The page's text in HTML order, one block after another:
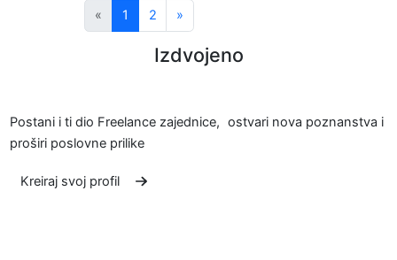
« 1 2 »
Izdvojeno
Postani i ti dio Freelance zajednice, ostvari nova poznanstva i
proširi poslovne prilike
Kreiraj svoj profil